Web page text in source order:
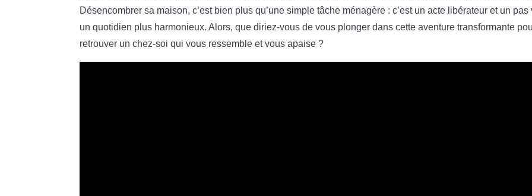
Désencombrer sa maison, c’est bien plus qu’une simple tâche ménagère : c’est un acte libérateur et un pas
un quotidien plus harmonieux. Alors, que diriez-vous de vous plonger dans cette aventure transformante
retrouver un chez-soi qui vous ressemble et vous apaise ?